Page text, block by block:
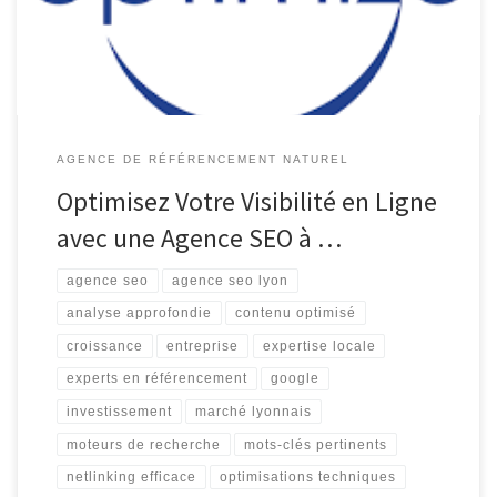
le monde numérique. Pour atteindre une visibilité optimale sur les
moteurs de recherche tels que Google, […]
AGENCE DE RÉFÉRENCEMENT NATUREL
Optimisez Votre Visibilité en Ligne
avec une Agence SEO à …
agence seo agence seo lyon
analyse approfondie contenu optimisé
croissance entreprise expertise locale
experts en référencement google
investissement marché lyonnais
moteurs de recherche mots-clés pertinents
netlinking efficace optimisations techniques